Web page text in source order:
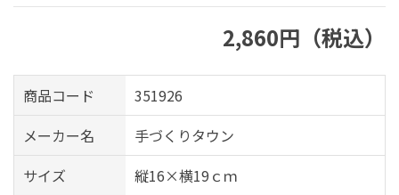
2,860円（税込）
商品コード
351926
メーカー名
手づくりタウン
サイズ
縦16×横19ｃｍ